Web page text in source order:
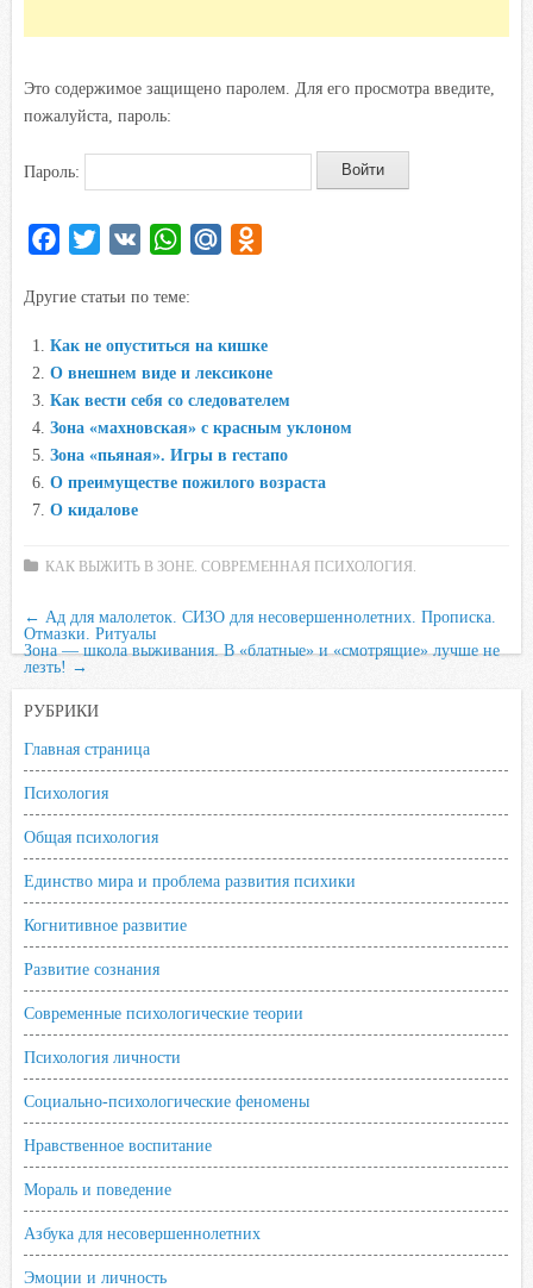
Это содержимое защищено паролем. Для его просмотра введите,
пожалуйста, пароль:
Пароль:
c
b
o
o
k
i
e
r
W
a
A
p
p
R
u
l
a
s
s
i
Другие статьи по теме:
Как не опуститься на кишке
О внешнем виде и лексиконе
Как вести себя со следователем
Зона «махновская» с красным уклоном
Зона «пьяная». Игры в гестапо
О преимуществе пожилого возраста
О кидалове
КАК ВЫЖИТЬ В ЗОНЕ. СОВРЕМЕННАЯ ПСИХОЛОГИЯ.
← Ад для малолеток. СИЗО для несовершеннолетних. Прописка.
Отмазки. Ритуалы
Зона — школа выживания. В «блатные» и «смотрящие» лучше не
лезть! →
РУБРИКИ
Главная страница
Психология
Общая психология
Единство мира и проблема развития психики
Когнитивное развитие
Развитие сознания
Современные психологические теории
Психология личности
Социально-психологические феномены
Нравственное воспитание
Мораль и поведение
Азбука для несовершеннолетних
Эмоции и личность